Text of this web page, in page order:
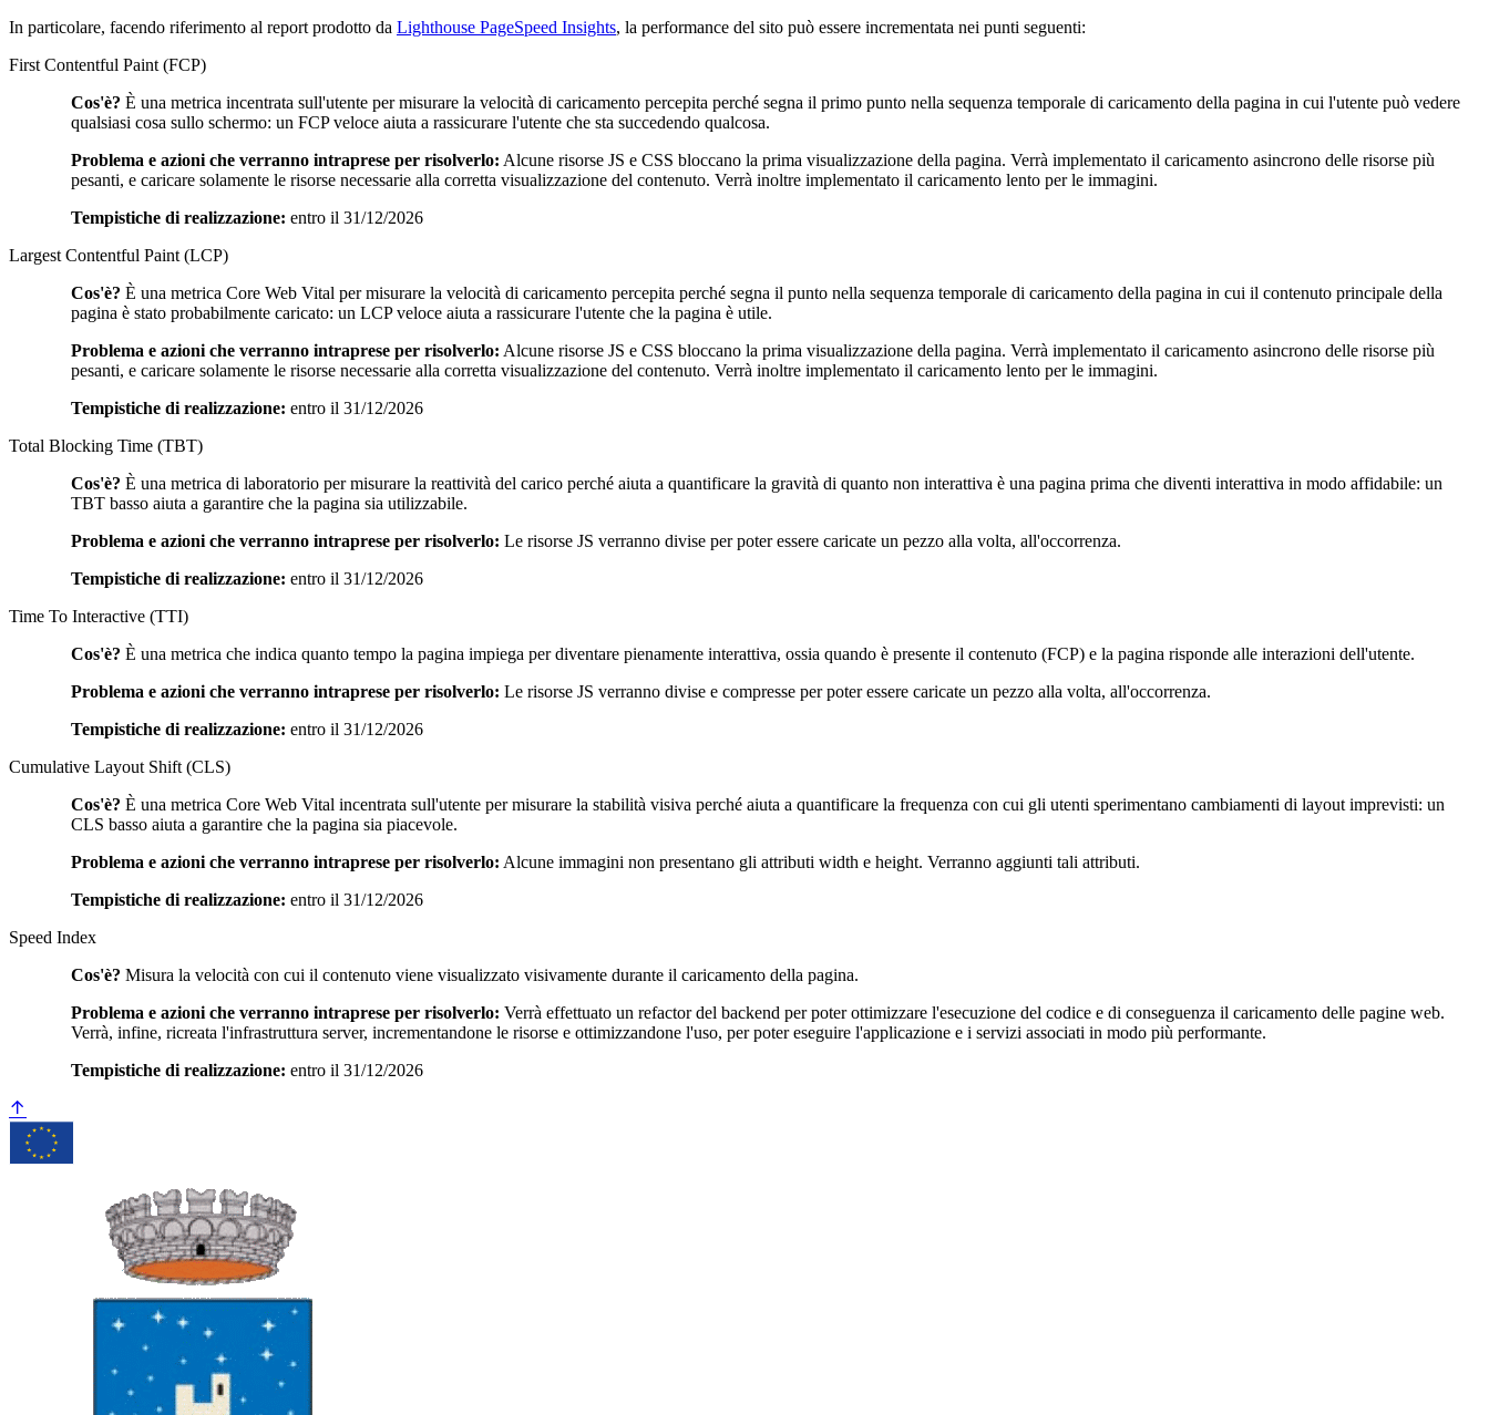
In particolare, facendo riferimento al report prodotto da Lighthouse PageSpeed Insights, la performance del sito può essere incrementata nei punti seguenti:
First Contentful Paint (FCP)
Cos'è? È una metrica incentrata sull'utente per misurare la velocità di caricamento percepita perché segna il primo punto nella sequenza temporale di caricamento della pagina in cui l'utente può vedere
qualsiasi cosa sullo schermo: un FCP veloce aiuta a rassicurare l'utente che sta succedendo qualcosa.
Problema e azioni che verranno intraprese per risolverlo: Alcune risorse JS e CSS bloccano la prima visualizzazione della pagina. Verrà implementato il caricamento asincrono delle risorse più
pesanti, e caricare solamente le risorse necessarie alla corretta visualizzazione del contenuto. Verrà inoltre implementato il caricamento lento per le immagini.
Tempistiche di realizzazione: entro il 31/12/2026
Largest Contentful Paint (LCP)
Cos'è? È una metrica Core Web Vital per misurare la velocità di caricamento percepita perché segna il punto nella sequenza temporale di caricamento della pagina in cui il contenuto principale della
pagina è stato probabilmente caricato: un LCP veloce aiuta a rassicurare l'utente che la pagina è utile.
Problema e azioni che verranno intraprese per risolverlo: Alcune risorse JS e CSS bloccano la prima visualizzazione della pagina. Verrà implementato il caricamento asincrono delle risorse più
pesanti, e caricare solamente le risorse necessarie alla corretta visualizzazione del contenuto. Verrà inoltre implementato il caricamento lento per le immagini.
Tempistiche di realizzazione: entro il 31/12/2026
Total Blocking Time (TBT)
Cos'è? È una metrica di laboratorio per misurare la reattività del carico perché aiuta a quantificare la gravità di quanto non interattiva è una pagina prima che diventi interattiva in modo affidabile: un
TBT basso aiuta a garantire che la pagina sia utilizzabile.
Problema e azioni che verranno intraprese per risolverlo: Le risorse JS verranno divise per poter essere caricate un pezzo alla volta, all'occorrenza.
Tempistiche di realizzazione: entro il 31/12/2026
Time To Interactive (TTI)
Cos'è? È una metrica che indica quanto tempo la pagina impiega per diventare pienamente interattiva, ossia quando è presente il contenuto (FCP) e la pagina risponde alle interazioni dell'utente.
Problema e azioni che verranno intraprese per risolverlo: Le risorse JS verranno divise e compresse per poter essere caricate un pezzo alla volta, all'occorrenza.
Tempistiche di realizzazione: entro il 31/12/2026
Cumulative Layout Shift (CLS)
Cos'è? È una metrica Core Web Vital incentrata sull'utente per misurare la stabilità visiva perché aiuta a quantificare la frequenza con cui gli utenti sperimentano cambiamenti di layout imprevisti: un
CLS basso aiuta a garantire che la pagina sia piacevole.
Problema e azioni che verranno intraprese per risolverlo: Alcune immagini non presentano gli attributi width e height. Verranno aggiunti tali attributi.
Tempistiche di realizzazione: entro il 31/12/2026
Speed Index
Cos'è? Misura la velocità con cui il contenuto viene visualizzato visivamente durante il caricamento della pagina.
Problema e azioni che verranno intraprese per risolverlo: Verrà effettuato un refactor del backend per poter ottimizzare l'esecuzione del codice e di conseguenza il caricamento delle pagine web.
Verrà, infine, ricreata l'infrastruttura server, incrementandone le risorse e ottimizzandone l'uso, per poter eseguire l'applicazione e i servizi associati in modo più performante.
Tempistiche di realizzazione: entro il 31/12/2026